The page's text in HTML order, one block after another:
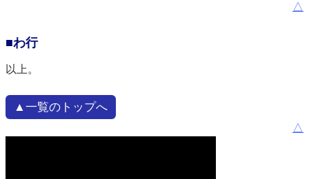
△
■わ行
以上。
▲一覧のトップへ
△